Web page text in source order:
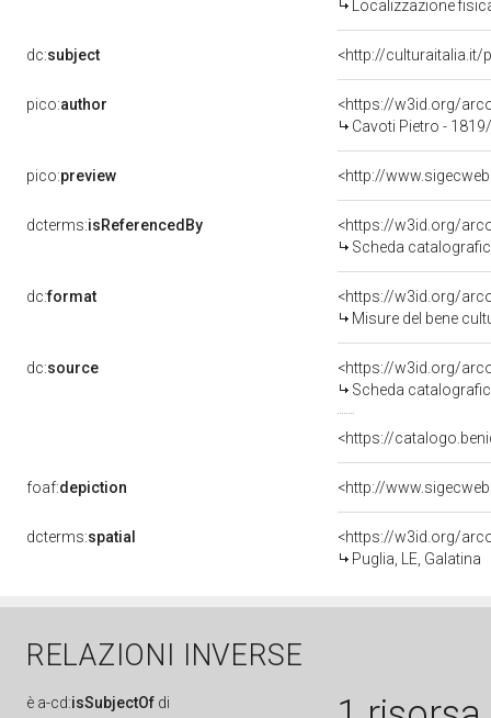
Localizzazione
dc:subject <http://
pico:author
<https://w3id.org/
Cavoti Pietro -
pico:preview <http://
dcterms:isReferencedBy
<https://w3id.org/
Scheda
dc:format
<https://w3id.org/
Misure del bene
dc:source
<https://w3id.org/
Scheda
<https://
foaf:depiction <http://
dcterms:spatial
<https://w3id.org/
Puglia, LE, Galatina
RELAZIONI INVERSE
è a-cd:isSubjectOf di